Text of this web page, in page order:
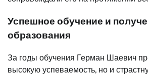
Успешное обучение и
образования
За годы обучения Герман Шаевич
высокую успеваемость, но и